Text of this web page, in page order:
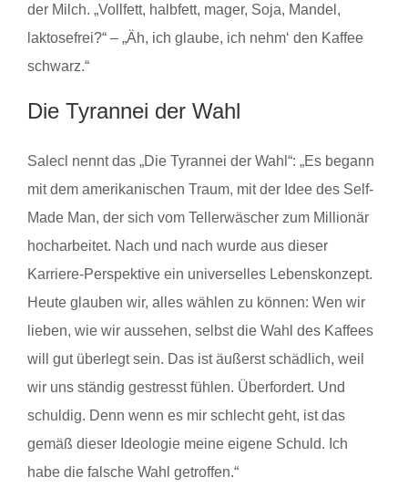
der Milch. „Vollfett, halbfett, mager, Soja, Mandel,
laktosefrei?“ – „Äh, ich glaube, ich nehm‘ den Kaffee
schwarz.“
Die Tyrannei der Wahl
Salecl nennt das „Die Tyrannei der Wahl“: „Es begann
mit dem amerikanischen Traum, mit der Idee des Self-
Made Man, der sich vom Tellerwäscher zum Millionär
hocharbeitet. Nach und nach wurde aus dieser
Karriere-Perspektive ein universelles Lebenskonzept.
Heute glauben wir, alles wählen zu können: Wen wir
lieben, wie wir aussehen, selbst die Wahl des Kaffees
will gut überlegt sein. Das ist äußerst schädlich, weil
wir uns ständig gestresst fühlen. Überfordert. Und
schuldig. Denn wenn es mir schlecht geht, ist das
gemäß dieser Ideologie meine eigene Schuld. Ich
habe die falsche Wahl getroffen.“